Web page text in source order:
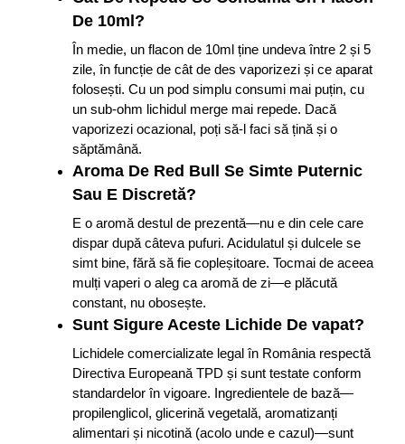
De 10ml?
În medie, un flacon de 10ml ține undeva între 2 și 5
zile, în funcție de cât de des vaporizezi și ce aparat
folosești. Cu un pod simplu consumi mai puțin, cu
un sub-ohm lichidul merge mai repede. Dacă
vaporizezi ocazional, poți să-l faci să țină și o
săptămână.
Aroma De Red Bull Se Simte Puternic
Sau E Discretă?
E o aromă destul de prezentă—nu e din cele care
dispar după câteva pufuri. Acidulatul și dulcele se
simt bine, fără să fie copleșitoare. Tocmai de aceea
mulți vaperi o aleg ca aromă de zi—e plăcută
constant, nu obosește.
Sunt Sigure Aceste Lichide De vapat?
Lichidele comercializate legal în România respectă
Directiva Europeană TPD și sunt testate conform
standardelor în vigoare. Ingredientele de bază—
propilenglicol, glicerină vegetală, aromatizanți
alimentari și nicotină (acolo unde e cazul)—sunt